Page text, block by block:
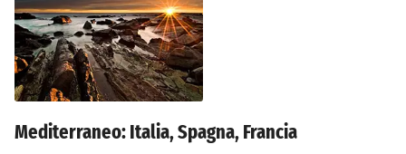
Mediterraneo: Italia, Spagna, Francia